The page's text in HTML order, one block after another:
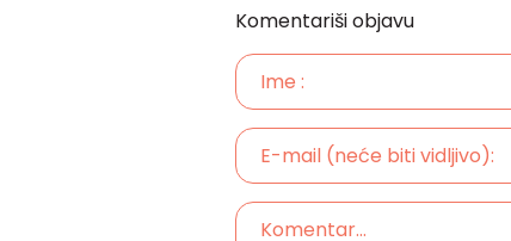
Komentariši objavu